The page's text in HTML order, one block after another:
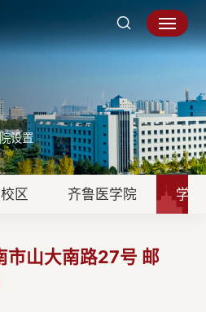
设置
区 齐鲁医学院 学
市山大南路27号 邮